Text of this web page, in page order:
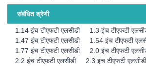
संबंधित श्रेणी
1.14 इंच टीएफटी एलसीडी
1.3 इंच टीएफटी
1.47 इंच टीएफटी एलसीडी
1.54 इंच टीएफटी
1.77 इंच टीएफटी एलसीडी
2.0 इंच टीएफटी
2.2 इंच टीएफटी एलसीडी
2.3 इंच टीएफटी